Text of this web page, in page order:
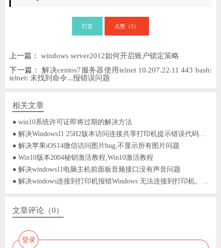
打赏 点赞（5 ）
上一篇：windows server2012如何开启账户锁定策略
下一篇：解决centos7服务器使用telnet 10.207.22.11 443 bash:
telnet: 未找到命令...报错误问题
相关文章
● win10系统许可证即将过期的解决方法
● 解决Windows11 25H2版本访问连接共享打印机提示错误代码0x800704f8你不能访问此共享文件夹
● 解决苹果iOS14微信访问图片bug,不显示所有图片问题
● Win10版本2004秘钥激活教程,Win10激活教程
● 解决windows11电脑主机前面板音频接口没有声音问题
文章评论（0）
登录